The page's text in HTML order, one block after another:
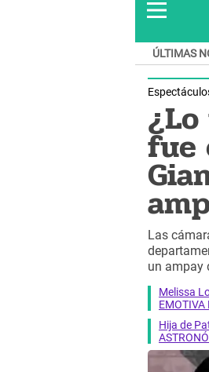
ÚLTIMAS
fue
Las
un ampay
Melissa
EMOTIVA
Hija de